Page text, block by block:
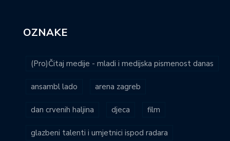
OZNAKE
(Pro)Čitaj medije - mladi i medijska pismenost danas
ansambl lado arena zagreb
dan crvenih haljina djeca film
glazbeni talenti i umjetnici ispod radara